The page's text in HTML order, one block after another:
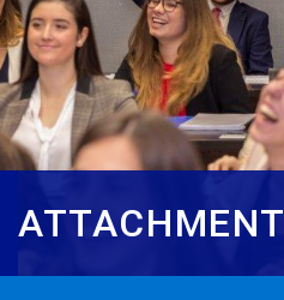
ATTACHMENT